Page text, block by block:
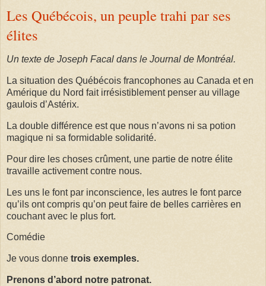
Les Québécois, un peuple trahi par ses
élites
Un texte de Joseph Facal dans le Journal de Montréal.
La situation des Québécois francophones au Canada et en
Amérique du Nord fait irrésistiblement penser au village
gaulois d’Astérix.
La double différence est que nous n’avons ni sa potion
magique ni sa formidable solidarité.
Pour dire les choses crûment, une partie de notre élite
travaille activement contre nous.
Les uns le font par inconscience, les autres le font parce
qu’ils ont compris qu’on peut faire de belles carrières en
couchant avec le plus fort.
Comédie
Je vous donne trois exemples.
Prenons d’abord notre patronat.